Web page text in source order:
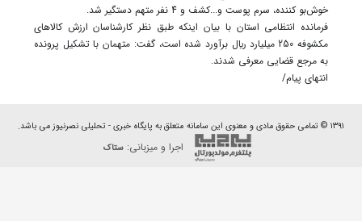
خوش‌بو کننده، سرم پوست و...کشف و 4 نفر متهم دستگير شد.
فرمانده انتظامی استان با بيان اينکه طبق نظر کارشناسان ارزش کالاهای
مکشوفه 250 ميليارد ريال برآورد شده است، گفت: متهمان با تشکيل پرونده
به مرجع قضایی معرفی شدند.
انتهای پیام/
۱۳۹۱ © تمامی حقوق مادی و معنوی این سامانه متعلق به پایگاه خبری - تحلیلی نصرنیوز می باشد.
اجرا و میزبانی:ستاک